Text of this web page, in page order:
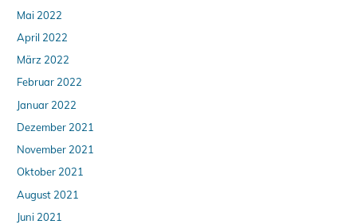
Mai 2022
April 2022
März 2022
Februar 2022
Januar 2022
Dezember 2021
November 2021
Oktober 2021
August 2021
Juni 2021